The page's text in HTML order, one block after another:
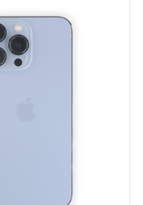
取消